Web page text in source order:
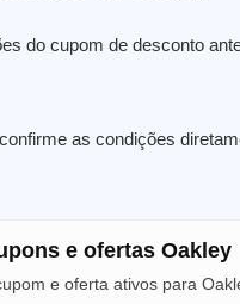
do cupom de desconto
as condições
e ofertas Oakley
e oferta ativos para